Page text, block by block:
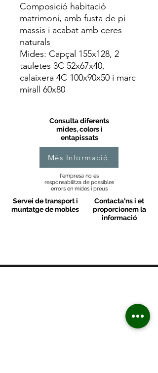
Composició habitació
matrimoni, amb fusta de pi
massís i acabat amb ceres
naturals
Mides: Capçal 155x128, 2
tauletes 3C 52x67x40,
calaixera 4C 100x90x50 i marc
mirall 60x80
Consulta diferents
mides, colors i
entapissats
Més Informació
l'empresa no es
responsabilitza de possibles
errors en mides i preus
Servei de transport i
muntatge de mobles
Contacta'ns i et
proporcionem la
informació